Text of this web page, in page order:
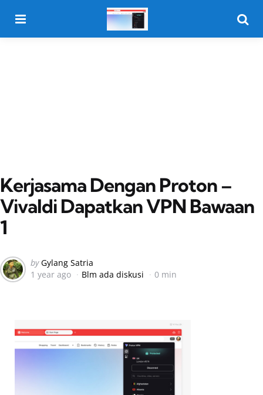
Kerjasama Dengan Proton –
Vivaldi Dapatkan VPN Bawaan
1
Posted
by
by Gylang Satria
1 year ago
Blm ada diskusi 0 min